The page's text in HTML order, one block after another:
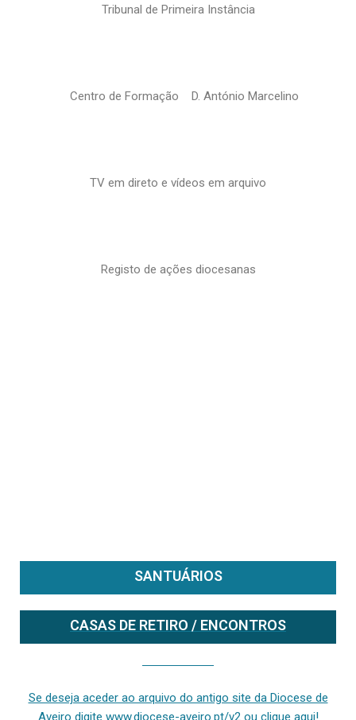
Tribunal de Primeira Instância
Centro de Formação D. António Marcelino
TV em direto e vídeos em arquivo
Registo de ações diocesanas
SANTUÁRIOS
CASAS DE RETIRO / ENCONTROS
Se deseja aceder ao arquivo do antigo site da Diocese de
Aveiro digite www.diocese-aveiro.pt/v2 ou clique aqui!